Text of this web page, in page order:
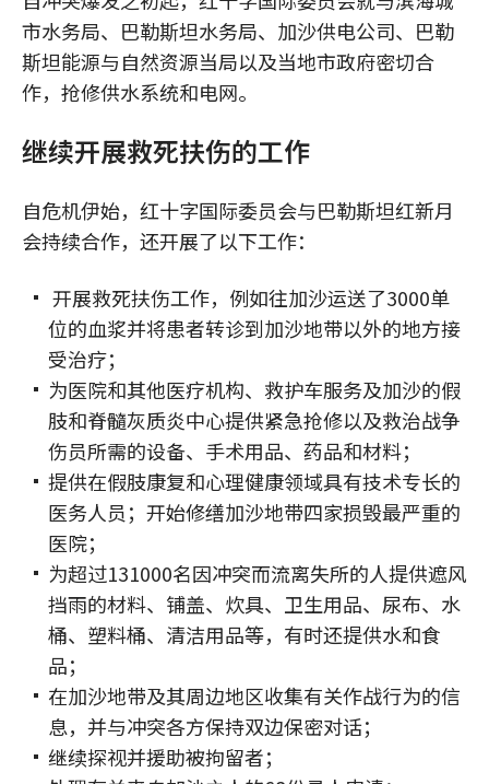
市水务局、巴勒斯坦水务局、加沙供电公司、巴勒
斯坦能源与自然资源当局以及当地市政府密切合
作，抢修供水系统和电网。
继续开展救死扶伤的工作
自危机伊始，红十字国际委员会与巴勒斯坦红新月
会持续合作，还开展了以下工作：
开展救死扶伤工作，例如往加沙运送了3000单
位的血浆并将患者转诊到加沙地带以外的地方接
受治疗；
为医院和其他医疗机构、救护车服务及加沙的假
肢和脊髓灰质炎中心提供紧急抢修以及救治战争
伤员所需的设备、手术用品、药品和材料；
提供在假肢康复和心理健康领域具有技术专长的
医务人员；开始修缮加沙地带四家损毁最严重的
医院；
为超过131000名因冲突而流离失所的人提供遮风
挡雨的材料、铺盖、炊具、卫生用品、尿布、水
桶、塑料桶、清洁用品等，有时还提供水和食
品；
在加沙地带及其周边地区收集有关作战行为的信
息，并与冲突各方保持双边保密对话；
继续探视并援助被拘留者；